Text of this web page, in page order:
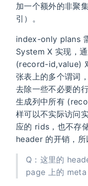
加一个额外的非聚
引）。
index-only plans
System X 实现，
(record-id,value)
张表上的多个谓词
去除一些不必要的
生成列中所有
样可以不实际访问
应的 rids，也不存
header 的开销，所
Q：这里的
page 上的